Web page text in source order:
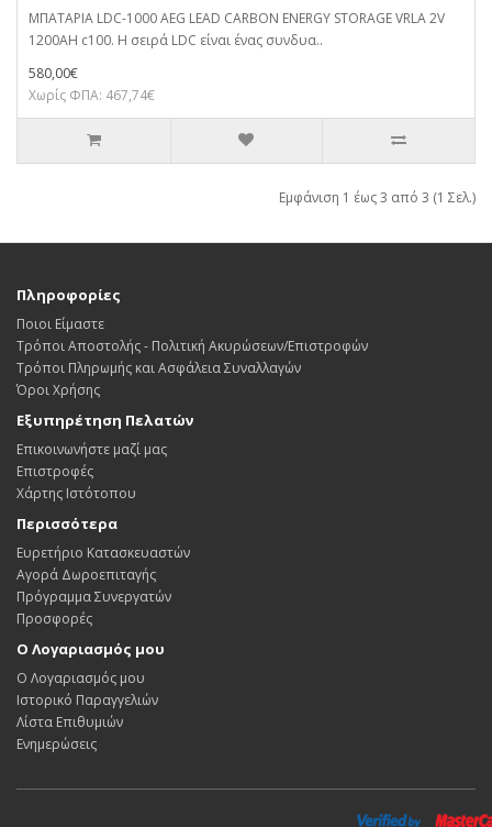
ΜΠΑΤΑΡΙΑ LDC-1000 AEG LEAD CARBON ENERGY STORAGE VRLA 2V
1200AH c100. Η σειρά LDC είναι ένας συνδυα..
580,00€
Χωρίς ΦΠΑ: 467,74€
Εμφάνιση 1 έως 3 από 3 (1 Σελ.)
Πληροφορίες
Ποιοι Είμαστε
Τρόποι Αποστολής - Πολιτική Ακυρώσεων/Επιστροφών
Τρόποι Πληρωμής και Ασφάλεια Συναλλαγών
Όροι Χρήσης
Εξυπηρέτηση Πελατών
Επικοινωνήστε μαζί μας
Επιστροφές
Χάρτης Ιστότοπου
Περισσότερα
Ευρετήριο Κατασκευαστών
Αγορά Δωροεπιταγής
Πρόγραμμα Συνεργατών
Προσφορές
Ο Λογαριασμός μου
Ο Λογαριασμός μου
Ιστορικό Παραγγελιών
Λίστα Επιθυμιών
Ενημερώσεις